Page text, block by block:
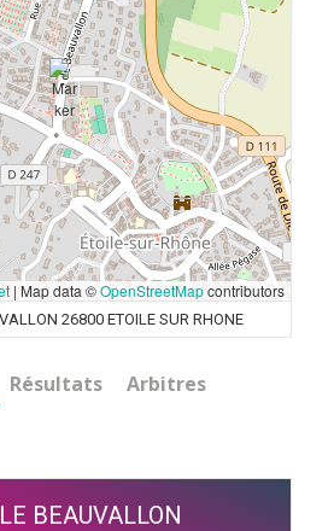
| Map data ©OpenStreetMapcontributors
26800 ETOILE SUR RHONE
Résultats
Arbitres
BEAUVALLON